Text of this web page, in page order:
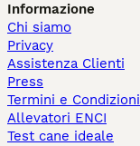
Informazione
Chi siamo
Privacy
Assistenza Clienti
Press
Termini e Condizioni
Allevatori ENCI
Test cane ideale